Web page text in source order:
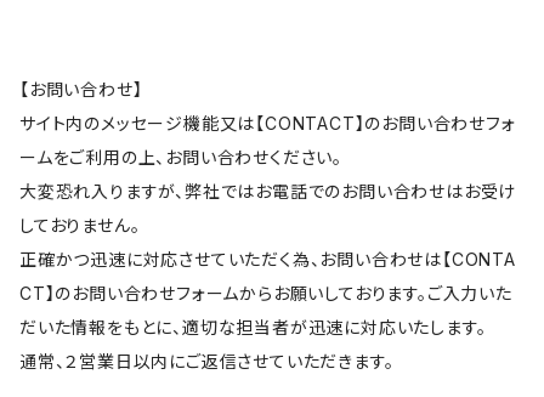
【お問い合わせ】
サイト内のメッセージ機能又は【CONTACT】のお問い合わせフォ
ームをご利用の上、お問い合わせください。
大変恐れ入りますが、弊社ではお電話でのお問い合わせはお受け
しておりません。
正確かつ迅速に対応させていただく為、お問い合わせは【CONTA
CT】のお問い合わせフォームからお願いしております。ご入力いた
だいた情報をもとに、適切な担当者が迅速に対応いたします。
通常、２営業日以内にご返信させていただきます。